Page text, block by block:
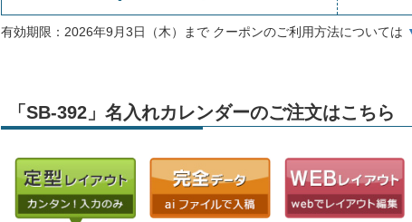
有効期限：2026年9月3日（木）まで クーポンのご利用方法については
「SB-392」名入れカレンダーのご注文はこちら